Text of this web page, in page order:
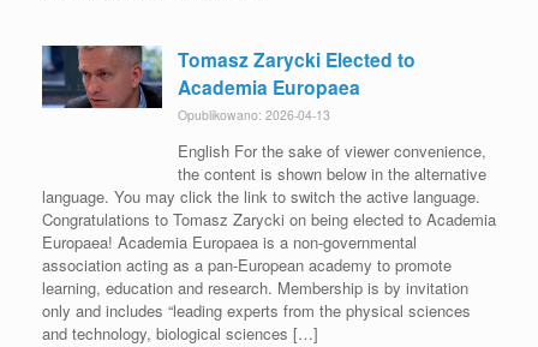
Tomasz Zarycki Elected to
Academia Europaea
Opublikowano: 2026-04-13
English For the sake of viewer convenience,
the content is shown below in the alternative
language. You may click the link to switch the active language.
Congratulations to Tomasz Zarycki on being elected to Academia
Europaea! Academia Europaea is a non-governmental
association acting as a pan-European academy to promote
learning, education and research. Membership is by invitation
only and includes “leading experts from the physical sciences
and technology, biological sciences […]